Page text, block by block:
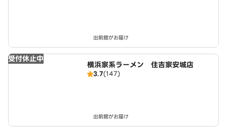
出前館がお届け
受付休止中
横浜家系ラーメン 住吉家安城店
3.7(147)
出前館がお届け